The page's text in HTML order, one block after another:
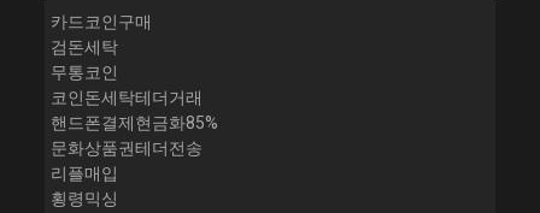
카드코인구매
검돈세탁
무통코인
코인돈세탁테더거래
핸드폰결제현금화85%
문화상품권테더전송
리플매입
횡령믹싱